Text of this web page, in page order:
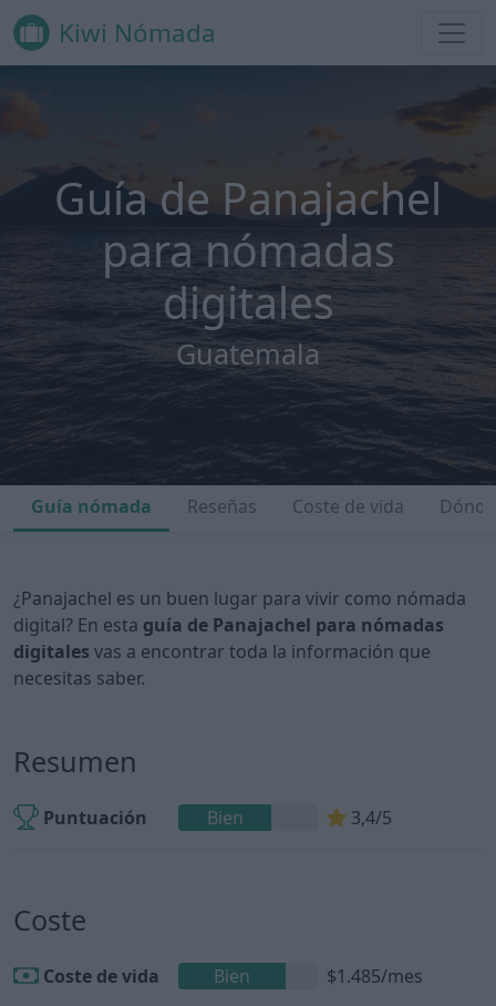
Kiwi Nómada
Guía de Panajachel
para nómadas
digitales
Guatemala
Guía nómada Reseñas Coste de vida
¿Panajachel es un buen lugar para vivir como nómada
digital? En esta guía de Panajachel para nómadas
digitales vas a encontrar toda la información que
necesitas saber.
Resumen
Puntuación Bien 3,4/5
Coste
Coste de vida Bien $1.485/mes